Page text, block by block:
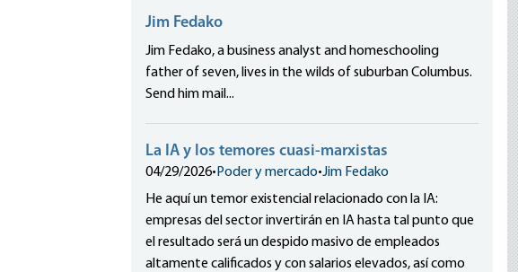
Jim Fedako
Jim Fedako, a business analyst and homeschooling
father of seven, lives in the wilds of suburban Columbus.
Send him mail...
La IA y los temores cuasi-marxistas
04/29/2026• Poder y mercado•Jim Fedako
He aquí un temor existencial relacionado con la IA:
empresas del sector invertirán en IA hasta tal punto que
el resultado será un despido masivo de empleados
altamente calificados y con salarios elevados, así como